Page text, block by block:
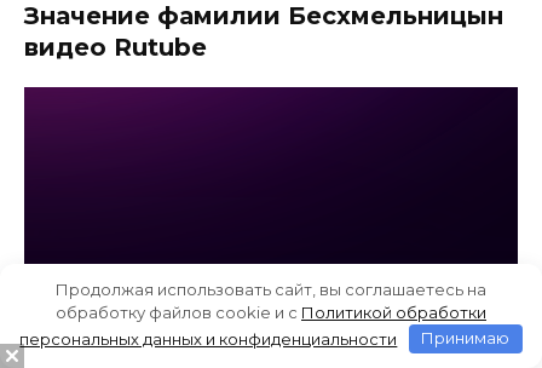
Значение фамилии Бесхмельницын
видео Rutube
Продолжая использовать сайт, вы соглашаетесь на
обработку файлов cookie и c Политикой обработки
персональных данных и конфиденциальности
Принимаю